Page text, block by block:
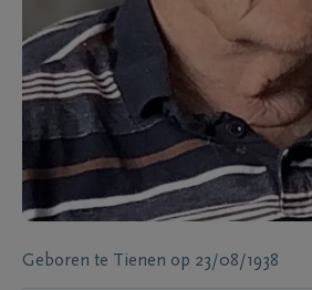
Geboren te Tienen op 23/08/1938